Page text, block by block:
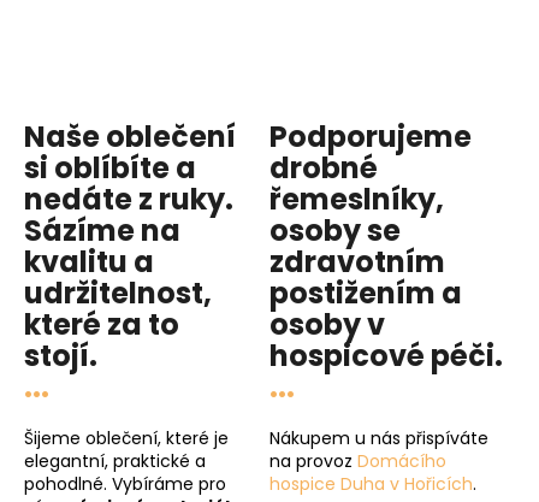
Naše oblečení
si oblíbíte a
nedáte z ruky.
Sázíme na
kvalitu a
udržitelnost,
které za to
stojí.
...
Šijeme oblečení, které je
elegantní, praktické a
pohodlné. Vybíráme pro
Podporujeme
drobné
řemeslníky,
osoby se
zdravotním
postižením a
osoby v
hospicové péči.
...
Nákupem u nás přispíváte
na provoz Domácího
hospice Duha v Hořicích.